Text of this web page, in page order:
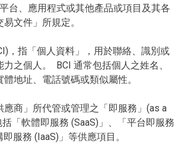
台、應用程式或其他產品或項目及其各
易文件」所規定。
，指「個人資料」，用於聯絡、識別或
之個人。 BCI 通常包括個人之姓名、
地址、電話號碼或類似屬性。
應商」所代管或管理之「即服務」(as a
「軟體即服務 (SaaS)」、「平台即服務
服務 (IaaS)」等供應項目。